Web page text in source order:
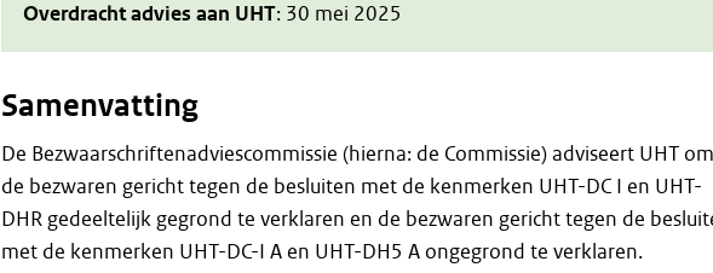
Overdracht advies aan UHT: 30 mei 2025
Samenvatting
De Bezwaarschriftenadviescommissie (hierna: de Commissie) adviseert UHT om
de bezwaren gericht tegen de besluiten met de kenmerken UHT-DC I en UHT-
DHR gedeeltelijk gegrond te verklaren en de bezwaren gericht tegen de
met de kenmerken UHT-DC-I A en UHT-DH5 A ongegrond te verklaren.